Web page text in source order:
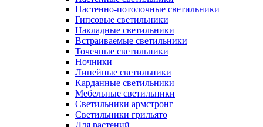
Настенно-потолочные светильники
Гипсовые светильники
Накладные светильники
Встраиваемые светильники
Точечные светильники
Ночники
Линейные светильники
Карданные светильники
Мебельные светильники
Светильники армстронг
Светильники грильято
Для растений